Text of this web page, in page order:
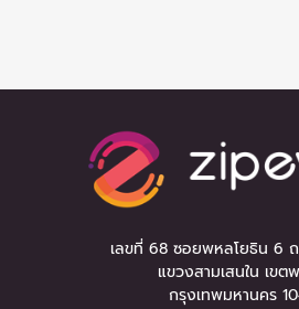
เลขที่ 68 ซอยพหลโยธิน 6
แขวงสามเสนใน เขต
กรุงเทพมหานคร